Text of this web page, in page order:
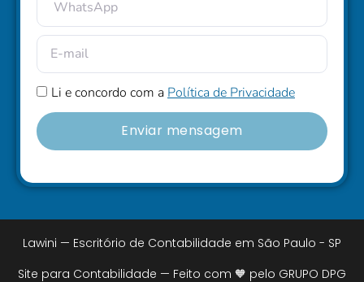
Li e concordo com a Política de Privacidade
Enviar mensagem
Lawini — Escritório de Contabilidade em São Paulo - SP
Site para Contabilidade — Feito com 🧡 pelo GRUPO DPG